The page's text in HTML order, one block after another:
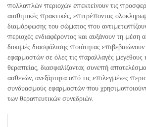
πολλαπλών περιοχών επεκτείνουν τις
αισθητικές πρακτικές, επιτρέποντας
διαμόρφωσης του σώματος που
περιοχές ενδιαφέροντος και αυξάνουν τη μέση
δοκιμές διασφάλισης ποιότητας
εφαρμοστών σε όλες τις παραλλαγές μεγέθους
θεραπείας, διασφαλίζοντας συνεπή
ασθενών, ανεξάρτητα από τις επιλεγμένες
συνδυασμούς εφαρμοστών που
των θεραπευτικών συνεδριών.